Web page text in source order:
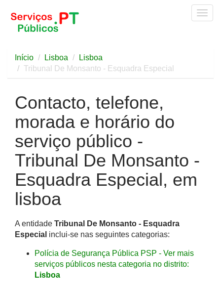
Início Lisboa
Lisboa
Tribunal De Monsanto - Esquadra Especial
Contacto, telefone,
morada e horário do
serviço público -
Tribunal De Monsanto -
Esquadra Especial, em
lisboa
A entidade Tribunal De Monsanto - Esquadra
Especial inclui-se nas seguintes categorias:
Polícia de Segurança Pública PSP - Ver mais
serviços públicos nesta categoria no distrito:
Lisboa